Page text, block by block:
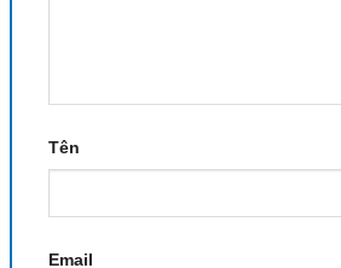
Tên
Email